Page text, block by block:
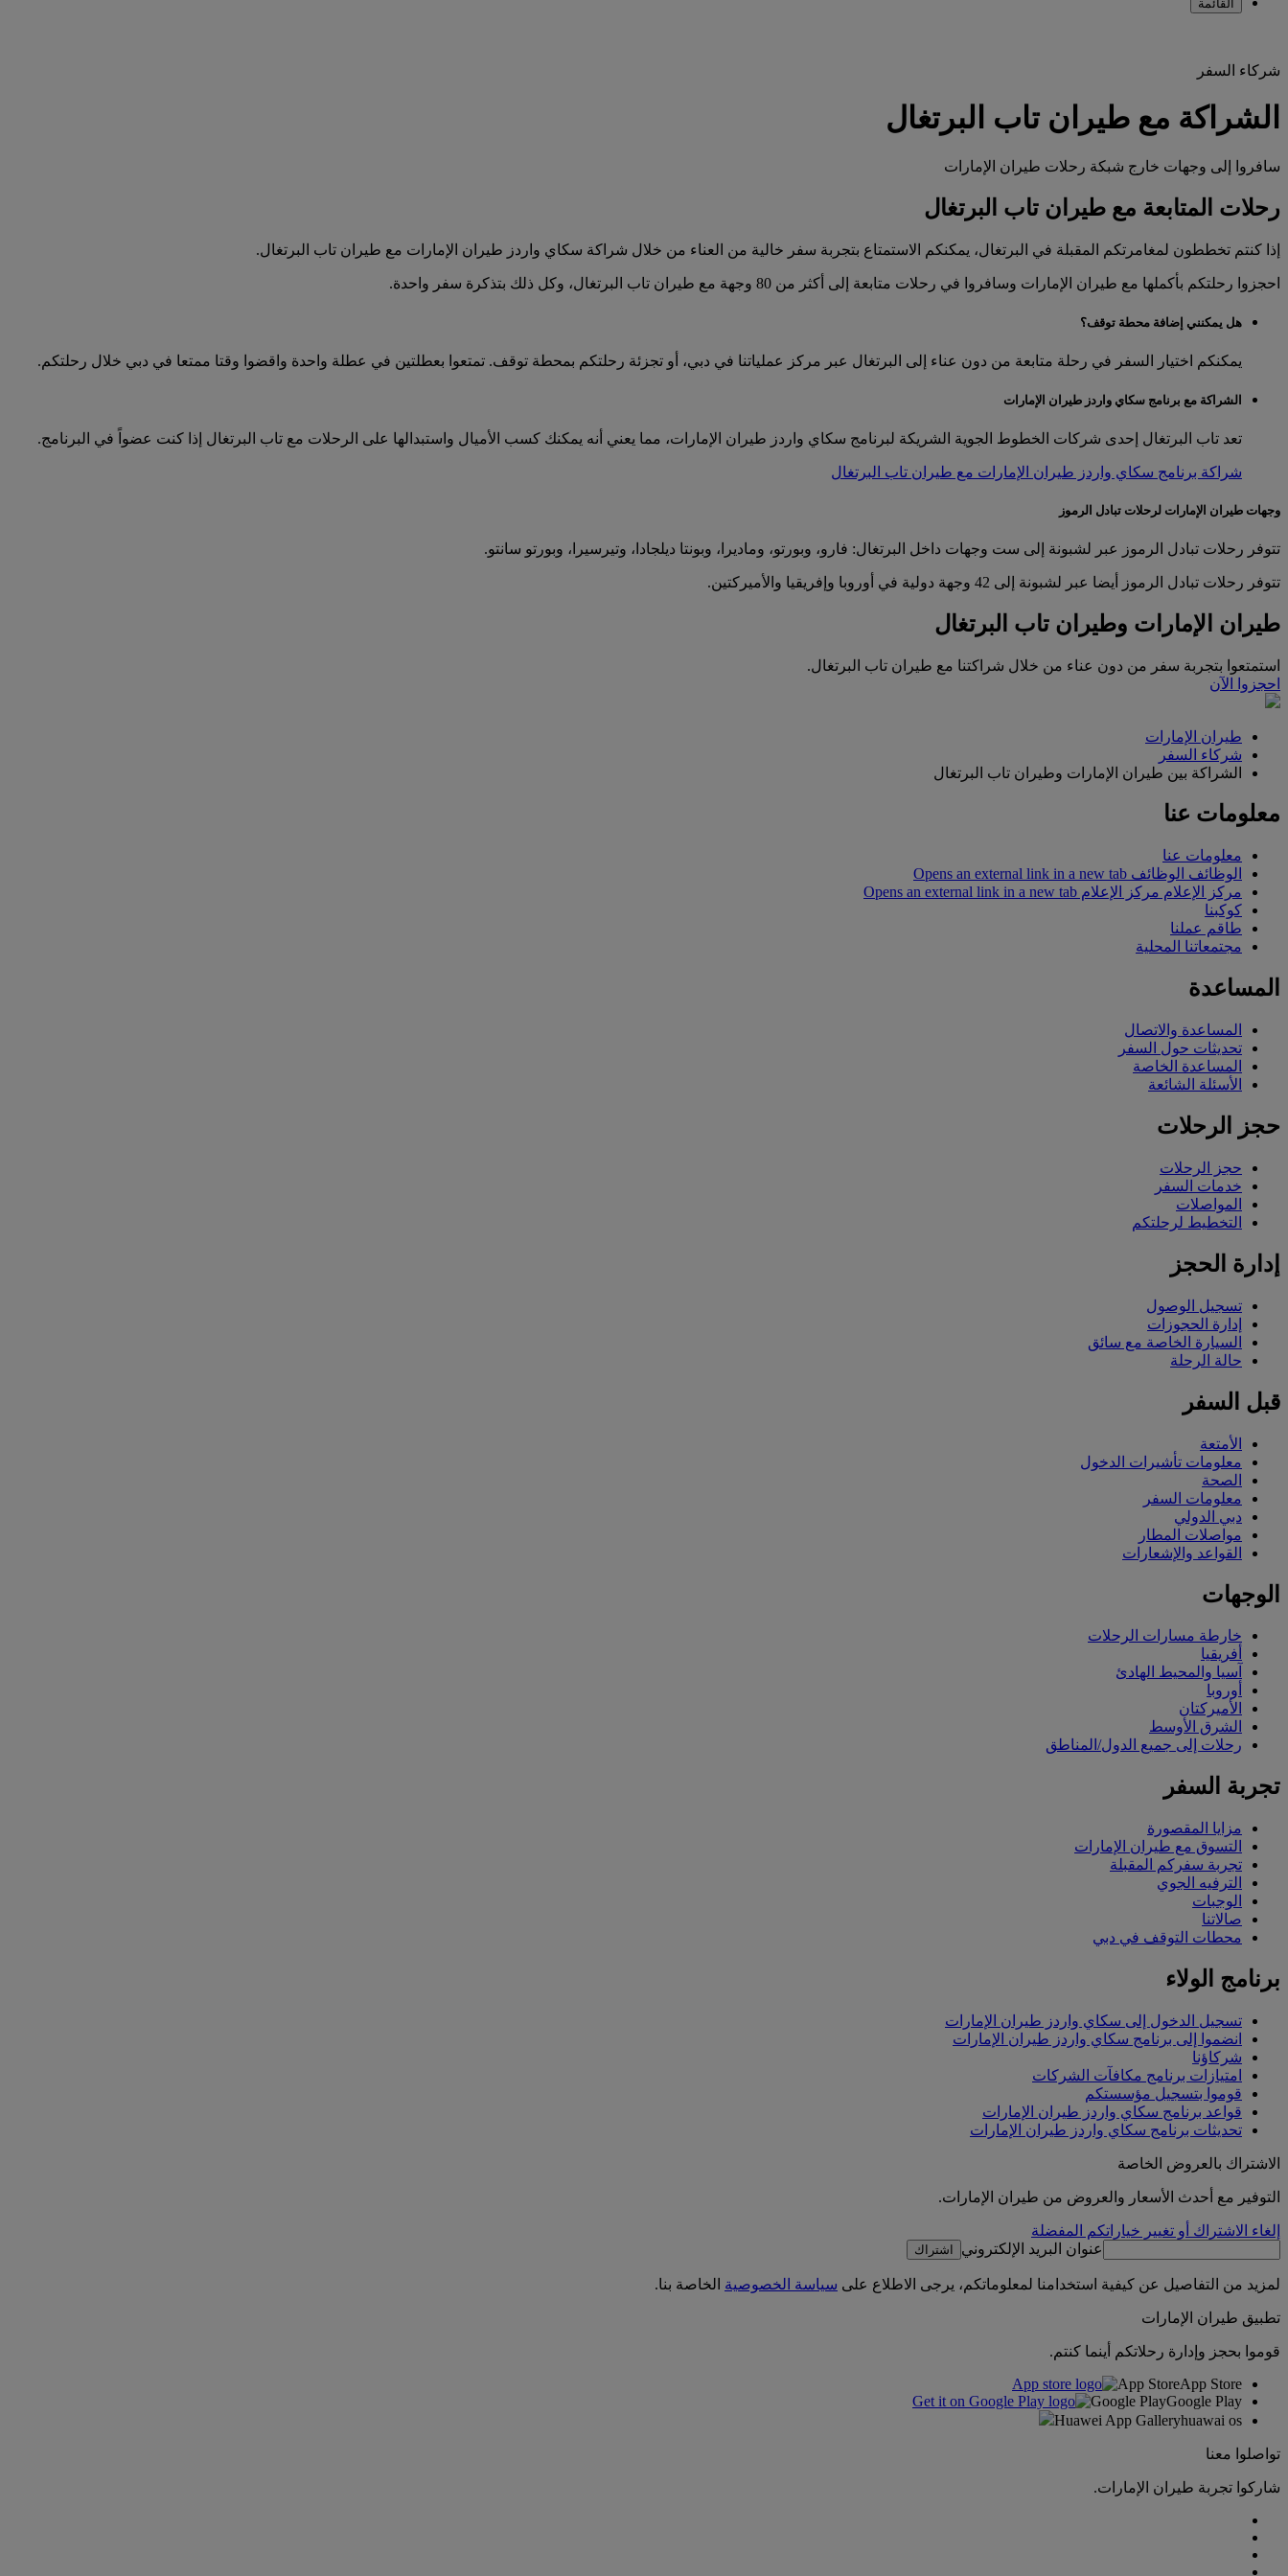
القائمة
شركاء السفر
الشراكة مع طيران تاب البرتغال
سافروا إلى وجهات خارج شبكة رحلات طيران الإمارات
رحلات المتابعة مع طيران تاب البرتغال
إذا كنتم تخططون لمغامرتكم المقبلة في البرتغال، يمكنكم الاستمتاع بتجربة سفر خالية من العناء من خلال شراكة سكاي واردز طيران الإمارات مع طيران تاب البرتغال.
احجزوا رحلتكم بأكملها مع طيران الإمارات وسافروا في رحلات متابعة إلى أكثر من 80 وجهة مع طيران تاب البرتغال، وكل ذلك بتذكرة سفر واحدة.
هل يمكنني إضافة محطة توقف؟
يمكنكم اختيار السفر في رحلة متابعة من دون عناء إلى البرتغال عبر مركز عملياتنا في دبي، أو تجزئة رحلتكم بمحطة توقف. تمتعوا بعطلتين في عطلة واحدة واقضوا وقتا ممتعا في دبي خلال رحلتكم.
الشراكة مع برنامج سكاي واردز طيران الإمارات
تعد تاب البرتغال إحدى شركات الخطوط الجوية الشريكة لبرنامج سكاي واردز طيران الإمارات، مما يعني أنه يمكنك كسب الأميال واستبدالها على الرحلات مع تاب البرتغال إذا كنت عضواً في البرنامج.
شراكة برنامج سكاي واردز طيران الإمارات مع طيران تاب البرتغال
وجهات طيران الإمارات لرحلات تبادل الرموز
تتوفر رحلات تبادل الرموز عبر لشبونة إلى ست وجهات داخل البرتغال: فارو، وبورتو، وماديرا، وبونتا ديلجادا، وتيرسيرا، وبورتو سانتو.
تتوفر رحلات تبادل الرموز أيضا عبر لشبونة إلى 42 وجهة دولية في أوروبا وإفريقيا والأميركتين.
طيران الإمارات وطيران تاب البرتغال
استمتعوا بتجربة سفر من دون عناء من خلال شراكتنا مع طيران تاب البرتغال.
احجزوا الآن
طيران الإمارات
شركاء السفر
الشراكة بين طيران الإمارات وطيران تاب البرتغال
معلومات عنا
معلومات عنا
الوظائف الوظائف Opens an external link in a new tab
مركز الإعلام مركز الإعلام Opens an external link in a new tab
كوكبنا
طاقم عملنا
مجتمعاتنا المحلية
المساعدة
المساعدة والاتصال
تحديثات حول السفر
المساعدة الخاصة
الأسئلة الشائعة
حجز الرحلات
حجز الرحلات
خدمات السفر
المواصلات
التخطيط لرحلتكم
إدارة الحجز
تسجيل الوصول
إدارة الحجوزات
السيارة الخاصة مع سائق
حالة الرحلة
قبل السفر
الأمتعة
معلومات تأشيرات الدخول
الصحة
معلومات السفر
دبي الدولي
مواصلات المطار
القواعد والإشعارات
الوجهات
خارطة مسارات الرحلات
أفريقيا
آسيا والمحيط الهادئ
أوروبا
الأميركتان
الشرق الأوسط
رحلات إلى جميع الدول/المناطق
تجربة السفر
مزايا المقصورة
التسوق مع طيران الإمارات
تجربة سفركم المقبلة
الترفيه الجوي
الوجبات
صالاتنا
محطات التوقف في دبي
برنامج الولاء
تسجيل الدخول إلى سكاي واردز طيران الإمارات
انضموا إلى برنامج سكاي واردز طيران الإمارات
شركاؤنا
امتيازات برنامج مكافآت الشركات
قوموا بتسجيل مؤسستكم
قواعد برنامج سكاي واردز طيران الإمارات
تحديثات برنامج سكاي واردز طيران الإمارات
الاشتراك بالعروض الخاصة
التوفير مع أحدث الأسعار والعروض من طيران الإمارات.
إلغاء الاشتراك أو تغيير خياراتكم المفضلة
عنوان البريد الإلكتروني
اشتراك
لمزيد من التفاصيل عن كيفية استخدامنا لمعلوماتكم، يرجى الاطلاع على سياسة الخصوصية الخاصة بنا.
تطبيق طيران الإمارات
قوموا بحجز وإدارة رحلاتكم أينما كنتم.
App StoreApp Store
Google PlayGoogle Play
Huawei App Galleryhuawai os
تواصلوا معنا
شاركوا تجربة طيران الإمارات.